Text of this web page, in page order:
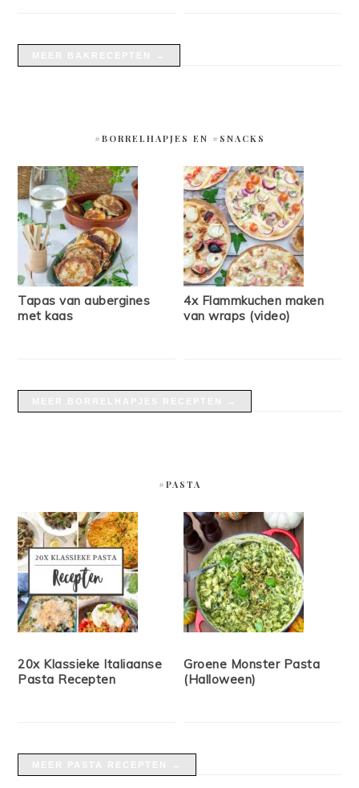
#BORRELHAPJES EN #SNACKS
Tapas van aubergines
met kaas
4x Flammkuchen maken
van wraps (video)
#PASTA
20x Klassieke Italiaanse
Pasta Recepten
Groene Monster Pasta
(Halloween)